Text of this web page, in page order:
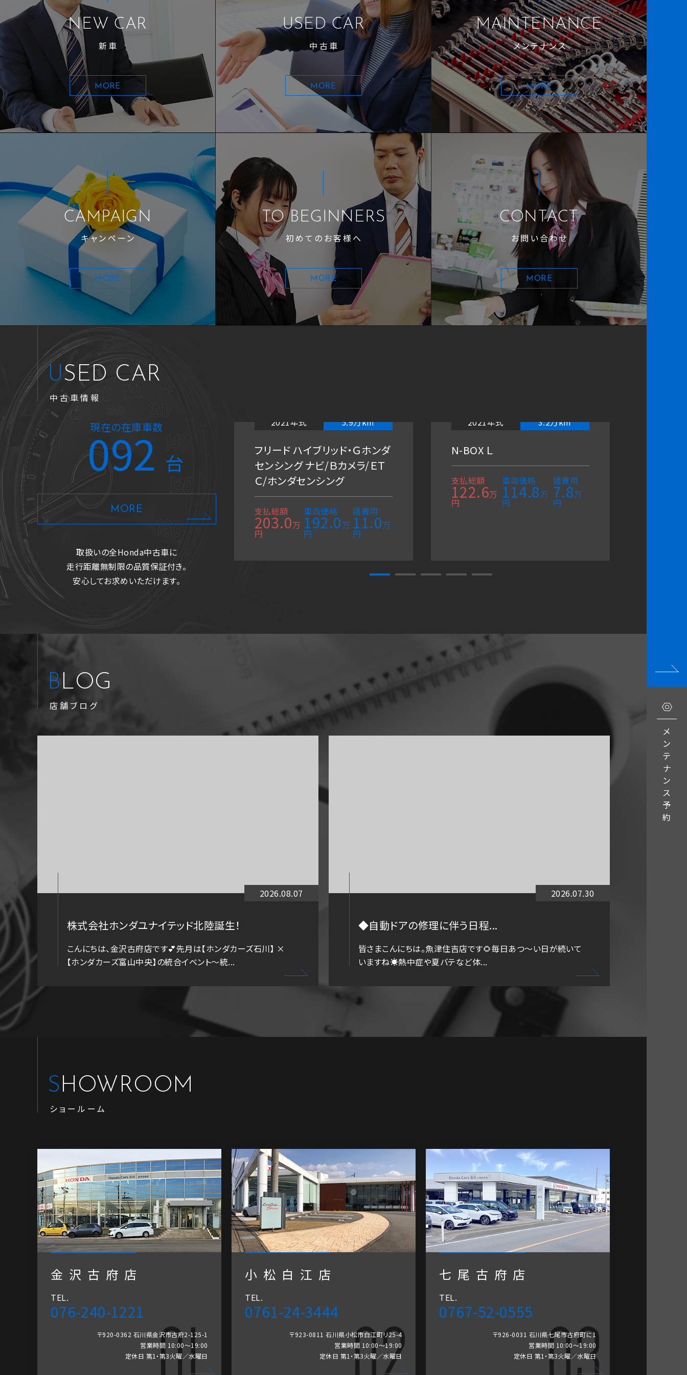
NEW CAR
新車
MORE
USED CAR
中古車
MORE
MAINTENANCE
メンテナンス
MORE
CAMPAIGN
キャンペーン
MORE
TO BEGINNERS
初めてのお客様へ
MORE
CONTACT
お問い合わせ
MORE
USED CAR
中古車情報
現在の在庫車数
092台
MORE
取扱いの全Honda中古車に
走行距離無制限の品質保証付き。
安心してお求めいただけます。
2019年式 4.9万km
N-WGN Ｌホンダセンシング ナ
ビ/Ｂカメラ/ＥＴＣ/ドラレコ前
支払総額
110.4万
車両価格
102.8万 7.6万
2021年式 5.9万km
フリード ハイブリッド・Ｇホンダ
センシング ナビ/Ｂカメラ/ＥＴ
Ｃ/ホンダセンシング
支払総額
203.0万
円
車両価格
192.0万
円
諸費用
11.0万
円
2021年式 3.2万km
N-BOX Ｌ
支払総額
122.6万
円
車両価格
114.8万
円
諸費用
7.8万
円
BLOG
店舗ブログ
2026.08.07
株式会社ホンダユナイテッド北陸誕生！
こんにちは、金沢古府店です💕先月は【ホンダカーズ石川】 ×
【ホンダカーズ富山中央】の統合イベント～統...
2026.07.30
◆自動ドアの修理に伴う日程...
皆さまこんにちは。魚津住吉店です🌻毎日あつ～い日が続いて
いますね☀️熱中症や夏バテなど体...
SHOWROOM
ショールーム
金沢古府店
TEL.
076-240-1221
〒920-0362 石川県金沢市古府2-125-1
営業時間 10:00～19:00
定休日 第1・第3火曜／水曜日
小松白江店
TEL.
0761-24-3444
〒923-0811 石川県小松市白江町リ25-4
営業時間 10:00～19:00
定休日 第1・第3火曜／水曜日
七尾古府店
TEL.
0767-52-0555
〒926-0031 石川県七尾市古府町に1
営業時間 10:00～19:00
定休日 第1・第3火曜／水曜日
メ
ン
テ
ナ
ン
ス
予
約